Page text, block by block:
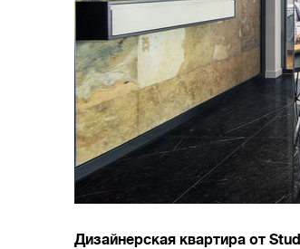
Дизайнерская квартира от